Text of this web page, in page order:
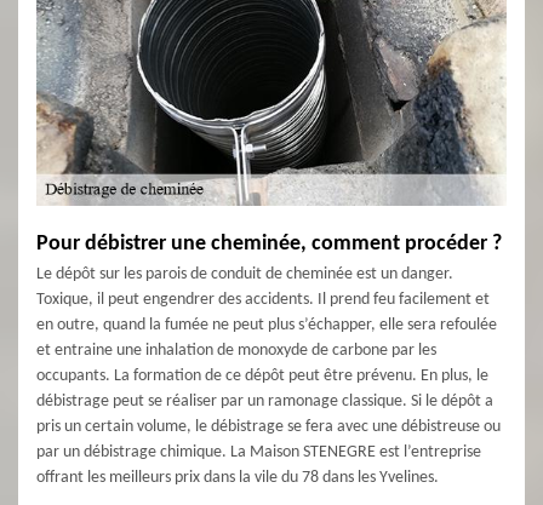
Pour débistrer une cheminée, comment procéder ?
Le dépôt sur les parois de conduit de cheminée est un danger.
Toxique, il peut engendrer des accidents. Il prend feu facilement et
en outre, quand la fumée ne peut plus s’échapper, elle sera refoulée
et entraine une inhalation de monoxyde de carbone par les
occupants. La formation de ce dépôt peut être prévenu. En plus, le
débistrage peut se réaliser par un ramonage classique. Si le dépôt a
pris un certain volume, le débistrage se fera avec une débistreuse ou
par un débistrage chimique. La Maison STENEGRE est l’entreprise
offrant les meilleurs prix dans la vile du 78 dans les Yvelines.